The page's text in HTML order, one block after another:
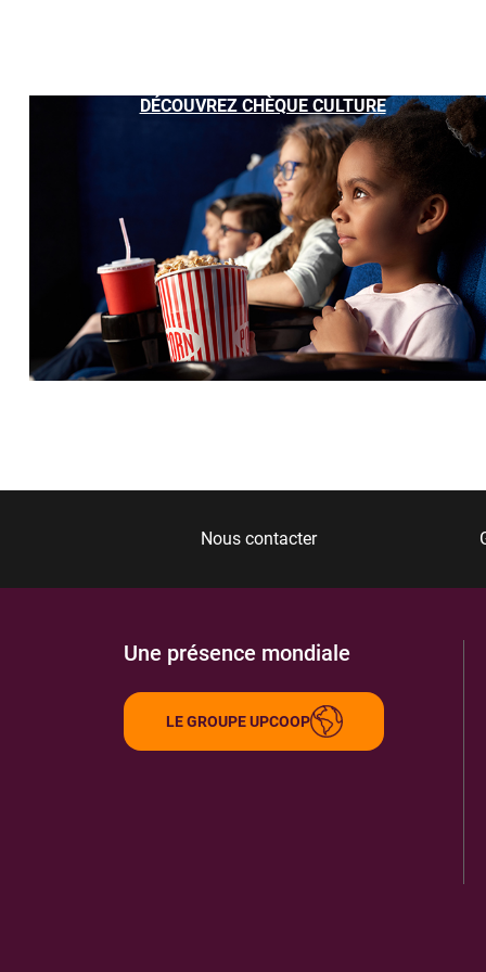
DÉCOUVREZ CHÈQUE CULTURE
Nous contacter
Une présence mondiale
LE GROUPE UPCOOP